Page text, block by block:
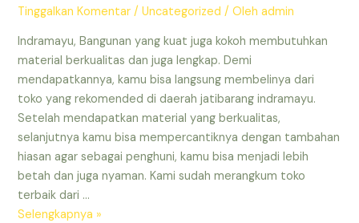
Toko
Murah
di
Indramayu
–
Toko
Bangunan
Bulak
Jatibarang
Indramayu
Tinggalkan Komentar /Uncategorized / Olehadmin
Indramayu, Bangunan yang kuat juga kokoh membutuhkan
material berkualitas dan juga lengkap. Demi
mendapatkannya, kamu bisa langsung membelinya dari
toko yang rekomended di daerah jatibarang indramayu.
Setelah mendapatkan material yang berkualitas,
selanjutnya kamu bisa mempercantiknya dengan tambahan
hiasan agar sebagai penghuni, kamu bisa menjadi lebih
betah dan juga nyaman. Kami sudah merangkum toko
terbaik dari …
Toko
Selengkapnya »